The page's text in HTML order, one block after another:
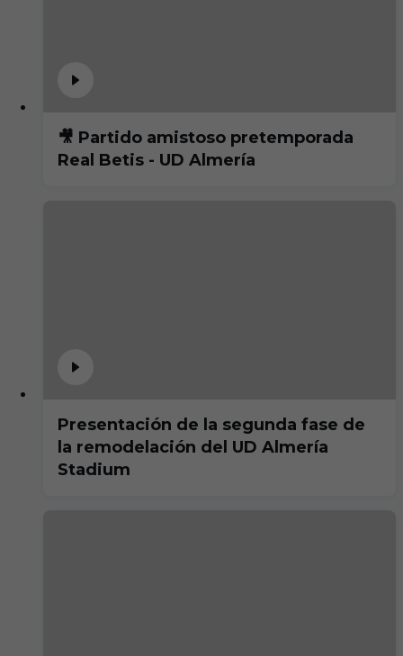
🎥 Partido amistoso pretemporada
Real Betis - UD Almería
Presentación de la segunda fase de
la remodelación del UD Almería
Stadium